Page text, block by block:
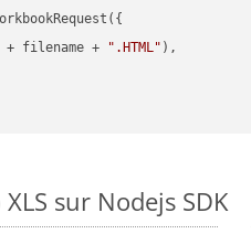
+ filename + ".HTML" ),
sur Nodejs SDK